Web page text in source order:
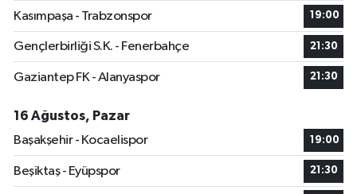
Kasımpaşa - Trabzonspor 19:00
Gençlerbirliği S.K. - Fenerbahçe 21:30
Gaziantep FK - Alanyaspor 21:30
16 Ağustos, Pazar
Başakşehir - Kocaelispor
19:00
Beşiktaş - Eyüpspor 21:30